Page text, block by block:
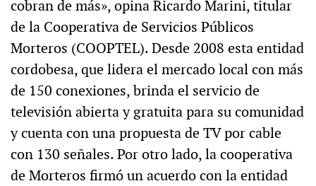
cobran de más», opina Ricardo Marini, titular
de la Cooperativa de Servicios Públicos
Morteros (COOPTEL). Desde 2008 esta entidad
cordobesa, que lidera el mercado local con más
de 150 conexiones, brinda el servicio de
televisión abierta y gratuita para su comunidad
y cuenta con una propuesta de TV por cable
con 130 señales. Por otro lado, la cooperativa
de Morteros firmó un acuerdo con la entidad